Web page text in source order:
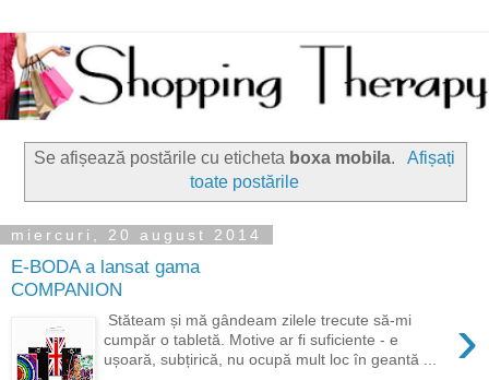
Se afișează postările cu eticheta boxa mobila.
Afișați
toate postările
miercuri, 20 august 2014
E-BODA a lansat gama
COMPANION
›
Stăteam și mă gândeam zilele trecute să-mi
cumpăr o tabletă. Motive ar fi suficiente - e
ușoară, subțirică, nu ocupă mult loc în geantă ...